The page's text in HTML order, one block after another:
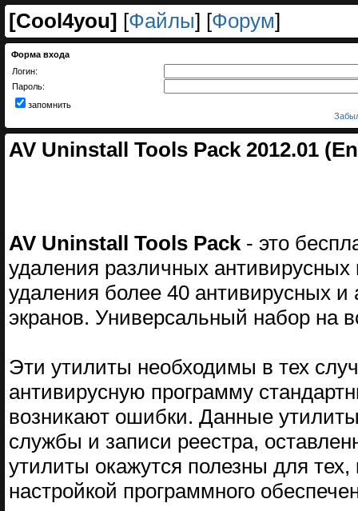
[Cool4you] [Файлы] [Форум]
Форма входа
Логин:
Пароль:
запомнить
AV Uninstall Tools Pack 2012.01
AV Uninstall Tools Pack- это
удаления различных
удаления более 40 антивирусных
экранов. Универсальный набор на
Эти утилиты необходимы в тех
антивирусную программу
возникают ошибки. Данные
службы и записи реестра,
утилиты окажутся полезны для тех,
настройкой программного